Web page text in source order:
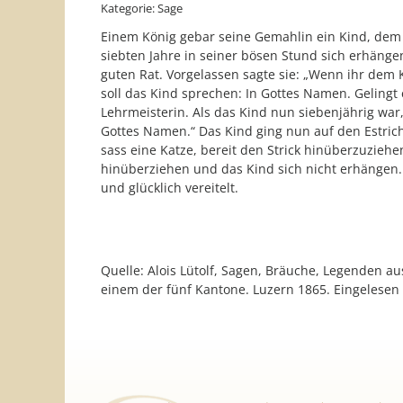
Kategorie: Sage
Einem König gebar seine Gemahlin ein Kind,
siebten Jahre in seiner bösen Stund sich
guten Rat. Vorgelassen sagte sie: „Wenn ihr
soll das Kind sprechen: In Gottes Namen.
Lehrmeisterin. Als das Kind nun siebenjährig
Gottes Namen.“ Das Kind ging nun auf den
sass eine Katze, bereit den Strick
hinüberziehen und das Kind sich nicht
und glücklich vereitelt.
Quelle: Alois Lütolf, Sagen, Bräuche, Legenden
einem der fünf Kantone. Luzern 1865.